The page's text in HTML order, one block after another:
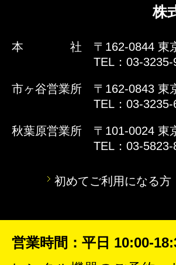
株
本 社
〒162-0844 東
TEL：03-
市ヶ谷営業所
〒162-0843 東
TEL：03-
秋葉原営業所
〒101-0024 東
TEL：03-
初めてご利用になる方
営業時間：平日 10:00-